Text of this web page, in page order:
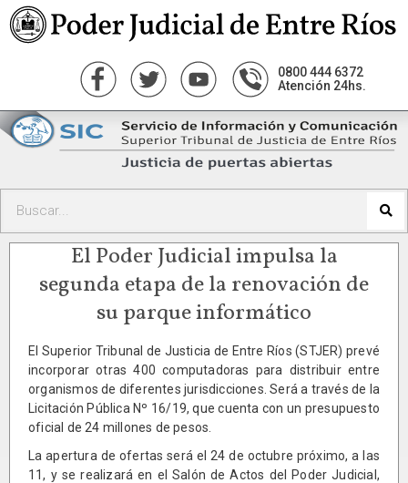
0800 444 6372
Atención 24hs.
El Poder Judicial impulsa la
segunda etapa de la renovación de
su parque informático
El Superior Tribunal de Justicia de Entre Ríos (STJER) prevé
incorporar otras 400 computadoras para distribuir entre
organismos de diferentes jurisdicciones. Será a través de la
Licitación Pública Nº 16/19, que cuenta con un presupuesto
oficial de 24 millones de pesos.
La apertura de ofertas será el 24 de octubre próximo, a las
11, y se realizará en el Salón de Actos del Poder Judicial,